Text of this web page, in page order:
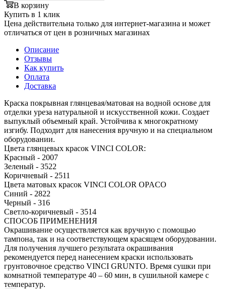
В корзину
Купить в 1 клик
Цена действительна только для интернет-магазина и может
отличаться от цен в розничных магазинах
Описание
Отзывы
Как купить
Оплата
Доставка
Краска покрывная глянцевая/матовая на водной основе для
отделки уреза натуральной и искусственной кожи. Создает
выпуклый объемный край. Устойчива к многократному
изгибу. Подходит для нанесения вручную и на специальном
оборудовании.
Цвета глянцевых красок VINCI COLOR:
Красный - 2007
Зеленый - 3522
Коричневый - 2511
Цвета матовых красок VINCI COLOR OPACO
Синий - 2822
Черный - 316
Светло-коричневый - 3514
СПОСОБ ПРИМЕНЕНИЯ
Окрашивание осуществляется как вручную с помощью
тампона, так и на соответствующем красящем оборудовании.
Для получения лучшего результата окрашивания
рекомендуется перед нанесением краски использовать
грунтовочное средство VINCI GRUNTO. Время сушки при
комнатной температуре 40 – 60 мин, в сушильной камере с
температур.